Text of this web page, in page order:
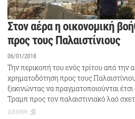
Στον αέρα η οικονομική
προς τους Παλαιστίνιους
06/01/2018
Την περικοπή του ενός τρίτου από την
χρηματοδότηση προς τους
ξεκινώντας να πραγματοποιούνται
Τραμπ προς τον παλαιστινιακό λαό
ΔΙΕΘΝΗ